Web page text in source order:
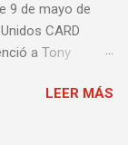
9 de mayo de
CARD
a Tony
a Dominick Cruz
LEER MÁS